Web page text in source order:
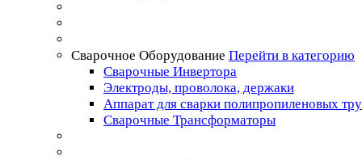
Сварочное Оборудование Перейти в категорию
Сварочные Инвертора
Электроды, проволока, держаки
Аппарат для сварки полипропиленовых
Сварочные Трансформаторы